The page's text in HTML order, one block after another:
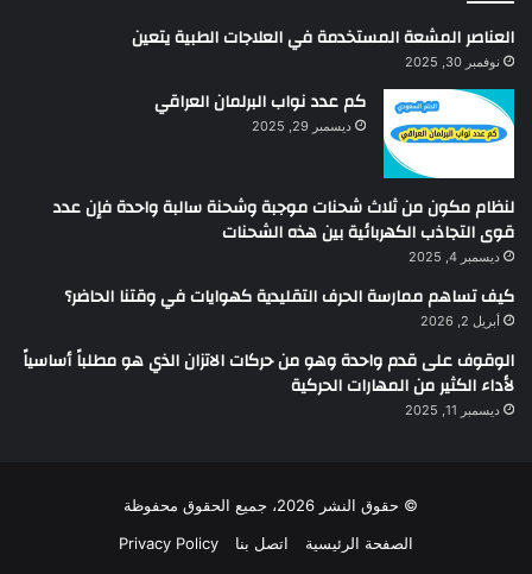
العناصر المشعة المستخدمة في العلاجات الطبية يتعين
نوفمبر 30, 2025
كم عدد نواب البرلمان العراقي
ديسمبر 29, 2025
لنظام مكون من ثلاث شحنات موجبة وشحنة سالبة واحدة فإن عدد
قوى التجاذب الكهربائية بين هذه الشحنات
ديسمبر 4, 2025
كيف تساهم ممارسة الحرف التقليدية كهوايات في وقتنا الحاضر؟
أبريل 2, 2026
الوقوف على قدم واحدة وهو من حركات الاتزان الذي هو مطلباً أساسياً
لأداء الكثير من المهارات الحركية
ديسمبر 11, 2025
© حقوق النشر 2026، جميع الحقوق محفوظة
الصفحة الرئيسية
اتصل بنا Privacy Policy